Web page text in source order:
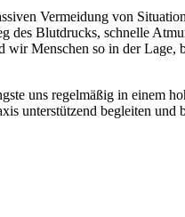
Vermeidung von
des Blutdrucks, schnelle
Menschen so in der
uns regelmäßig in einem
unterstützend begleiten